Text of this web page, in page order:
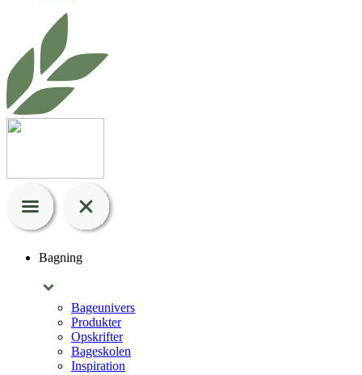
Bagning
Bageunivers
Produkter
Opskrifter
Bageskolen
Inspiration